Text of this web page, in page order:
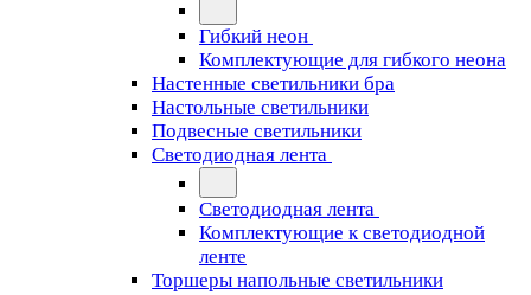
Гибкий неон
Комплектующие для гибкого неона
Настенные светильники бра
Настольные светильники
Подвесные светильники
Светодиодная лента
Светодиодная лента
Комплектующие к светодиодной
ленте
Торшеры напольные светильники